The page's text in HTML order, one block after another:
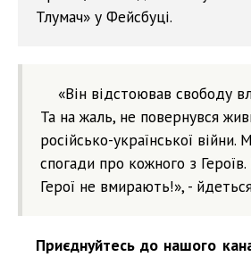
Тлумач» у Фейсбуці.
«Він відстоював свободу
Та на жаль, не повернувся
російсько-української
спогади про кожного з Героїв.
Герої не вмирають!», -
Приєднуйтесь до нашого